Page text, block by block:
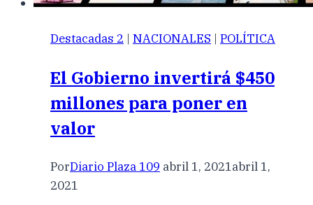
Destacadas 2 | NACIONALES | POLÍTICA
El Gobierno invertirá $450
millones para poner en
valor
PorDiario Plaza 109 abril 1, 2021abril 1,
2021